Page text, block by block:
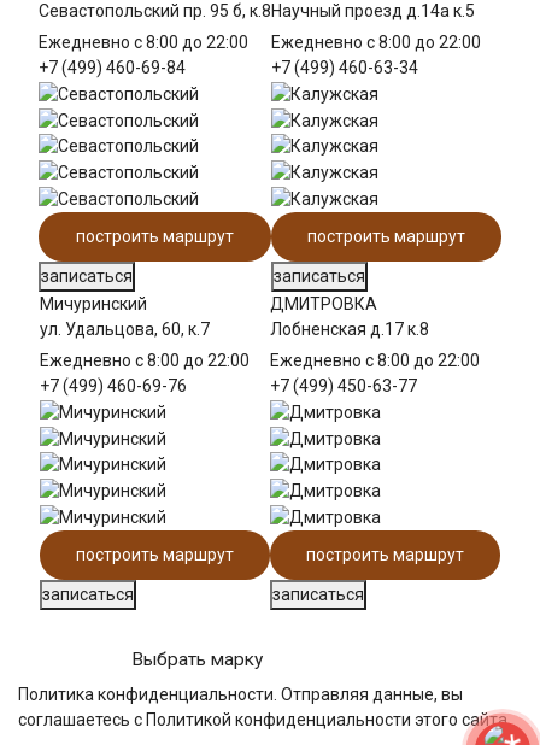
Севастопольский пр. 95 б, к.8
Ежедневно с 8:00 до 22:00
+7 (499) 460-69-84
построить маршрут
записаться
Научный проезд д.14а к.5
Ежедневно с 8:00 до 22:00
+7 (499) 460-63-34
построить маршрут
записаться
Мичуринский
ул. Удальцова, 60, к.7
Ежедневно с 8:00 до 22:00
+7 (499) 460-69-76
построить маршрут
записаться
ДМИТРОВКА
Лобненская д.17 к.8
Ежедневно с 8:00 до 22:00
+7 (499) 450-63-77
построить маршрут
записаться
Выбрать марку
Политика конфиденциальности . Отправляя данные, вы
соглашаетесь с Политикой конфиденциальности этого сайта.